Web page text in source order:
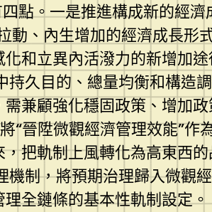
點。一是推進構成新的經
、內生增加的經濟成長形
和立異內活潑力的新增加
久目的、總量均衡和構造
兼顧強化穩固政策、增加
“晉陞微觀經濟管理效能”
把軌制上風轉化為高東西
機制，將預期治理歸入微觀
全鏈條的基本性軌制設定。